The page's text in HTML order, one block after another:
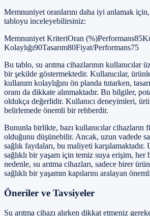
Memnuniyet oranlarını daha iyi anlamak için,
tabloyu inceleyebilirsiniz:
Memnuniyet KriteriOran
Kolaylığı90Tasarım80Fiyat/Performans75
Bu tablo, su arıtma cihazlarının kullanıcılar
bir şekilde göstermektedir. Kullanıcılar,
kullanım kolaylığını ön planda tutarken,
oranı da dikkate alınmaktadır. Bu bilgiler,
oldukça değerlidir. Kullanıcı deneyimleri,
belirlemede önemli bir rehberdir.
Bununla birlikte, bazı kullanıcılar cihazların
olduğunu düşünebilir. Ancak, uzun vadede
sağlık faydaları, bu maliyeti karşılamaktadır.
sağlıklı bir yaşam için temiz suya erişim, her
nedenle, su arıtma cihazları, sadece birer
sağlıklı bir yaşamın kapılarını aralayan
Öneriler ve Tavsiyeler
Su arıtma cihazı alırken dikkat etmeniz